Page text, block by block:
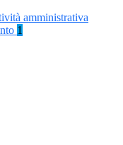
amministrativa
1